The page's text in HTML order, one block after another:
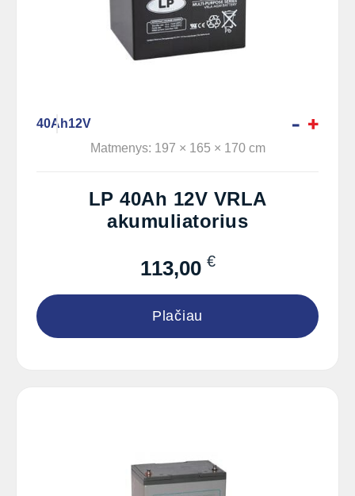
40Ah12V
Matmenys: 197 × 165 × 170 cm
LP 40Ah 12V VRLA
akumuliatorius
113,00 €
Plačiau